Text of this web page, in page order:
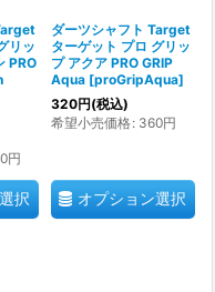
リッ
PRO
円
択
ダーツシャフト Target
ターゲット プロ グリッ
プ アクア PRO GRIP
Aqua [proGripAqua]
320円(税込)
希望小売価格: 360円
オプション選択